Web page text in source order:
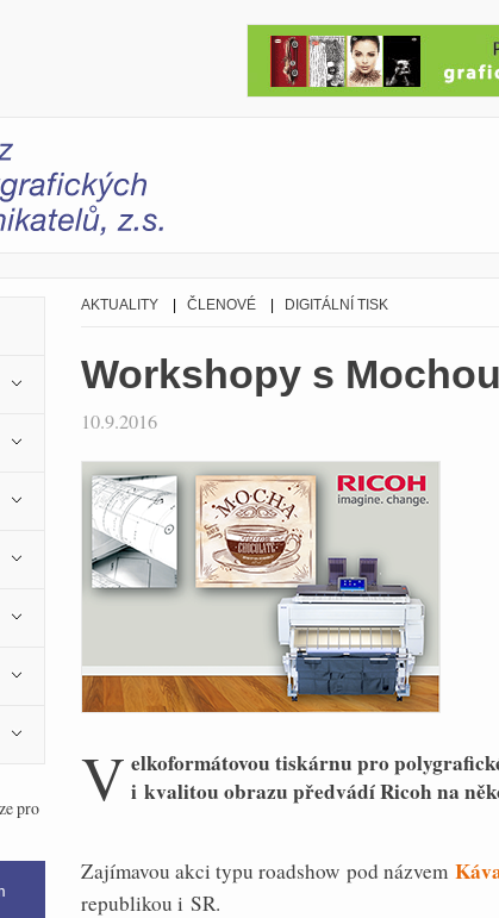
pro
AKTUALITY ČLENOVÉ DIGITÁLNÍ TISK
Workshopy s
10.9.2016
V elkoformátovou tiskárnu pro
i kvalitou obrazu předvádí Ricoh na
Zajímavou akci typu roadshow pod názvem
republikou i SR.